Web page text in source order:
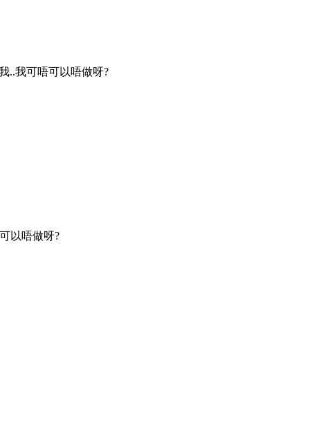
..我可唔可以唔做呀?
以唔做呀?